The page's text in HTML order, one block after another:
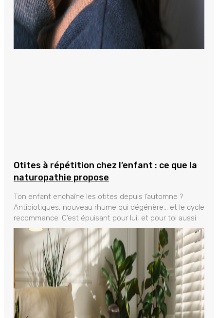
Otites à répétition chez l’enfant : ce que la
naturopathie propose
Ton enfant enchaîne les otites depuis l’automne ?
Antibiotiques, nouveau rhume qui dégénère… et le cycle
recommence. C’est épuisant pour lui, et pour toi aussi.